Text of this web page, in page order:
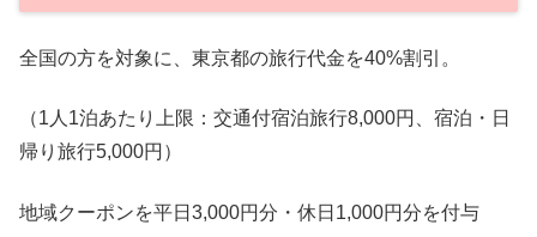
全国の方を対象に、東京都の旅行代金を40%割引。
（1人1泊あたり上限：交通付宿泊旅行8,000円、宿泊・日
帰り旅行5,000円）
地域クーポンを平日3,000円分・休日1,000円分を付与